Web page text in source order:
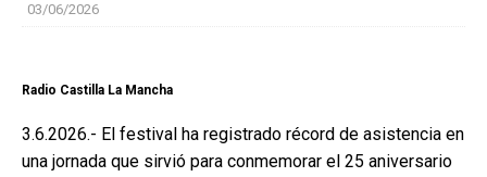
03/06/2026
Radio Castilla La Mancha
3.6.2026.- El festival ha registrado récord de asistencia en
una jornada que sirvió para conmemorar el 25 aniversario